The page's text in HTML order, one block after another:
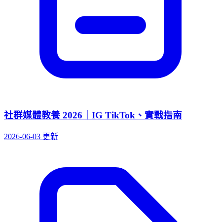
社群媒體教養 2026｜IG TikTok、實戰指南
2026-06-03 更新